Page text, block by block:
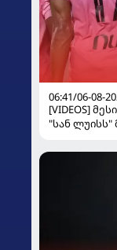
06:41/06-08-
[VIDEOS]
"სან ლუისს"